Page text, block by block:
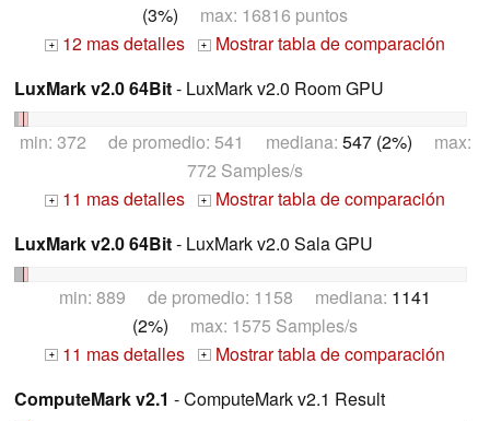
(3%) max: 16816 puntos
+ 12 mas detalles + Mostrar tabla de comparación
LuxMark v2.0 64Bit- LuxMark v2.0 Room GPU
min: 372 de promedio: 541 mediana: 547 (2%) max:
772 Samples/s
+ 11 mas detalles + Mostrar tabla de comparación
LuxMark v2.0 64Bit- LuxMark v2.0 Sala GPU
min: 889 de promedio: 1158 mediana: 1141
(2%) max: 1575 Samples/s
+ 11 mas detalles + Mostrar tabla de comparación
ComputeMark v2.1 - ComputeMark v2.1 Result